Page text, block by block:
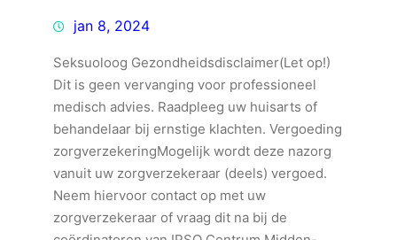
jan 8, 2024
Seksuoloog Gezondheidsdisclaimer(Let op!)
Dit is geen vervanging voor professioneel
medisch advies. Raadpleeg uw huisarts of
behandelaar bij ernstige klachten. Vergoeding
zorgverzekeringMogelijk wordt deze nazorg
vanuit uw zorgverzekeraar (deels) vergoed.
Neem hiervoor contact op met uw
zorgverzekeraar of vraag dit na bij de